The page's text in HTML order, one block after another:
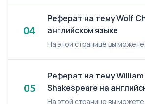
04
Реферат на тему Wolf
английском языке
05
Реферат на тему William
Shakespeare на